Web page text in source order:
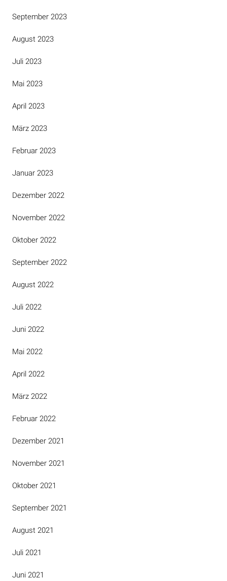
September 2023
August 2023
Juli 2023
Mai 2023
April 2023
März 2023
Februar 2023
Januar 2023
Dezember 2022
November 2022
Oktober 2022
September 2022
August 2022
Juli 2022
Juni 2022
Mai 2022
April 2022
März 2022
Februar 2022
Dezember 2021
November 2021
Oktober 2021
September 2021
August 2021
Juli 2021
Juni 2021